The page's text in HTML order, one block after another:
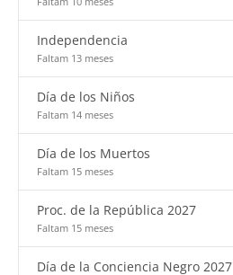
Independencia
Faltam 13 meses
Día de los Niños
Faltam 14 meses
Día de los Muertos
Faltam 15 meses
Proc. de la República 2027
Faltam 15 meses
Día de la Conciencia Negro 2027